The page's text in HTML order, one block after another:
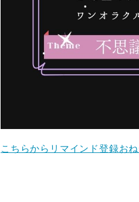
こちらからリマインド登録おね